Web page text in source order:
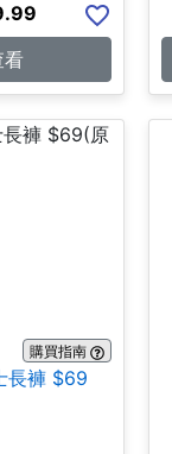
看
購買指南
長褲 $69